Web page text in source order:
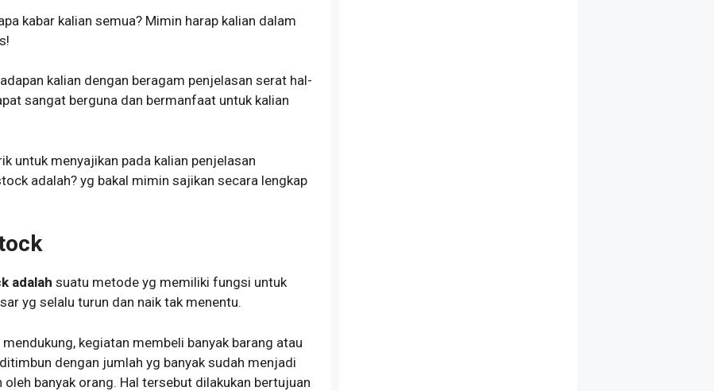
kabar kalian semua? Mimin harap kalian dalam
kalian dengan beragam penjelasan serat hal-
sangat berguna dan bermanfaat untuk kalian
untuk menyajikan pada kalian penjelasan
adalah? yg bakal mimin sajikan secara lengkap
adalah suatu metode yg memiliki fungsi untuk
yg selalu turun dan naik tak menentu.
kegiatan membeli banyak barang atau
dengan jumlah yg banyak sudah menjadi
banyak orang. Hal tersebut dilakukan bertujuan